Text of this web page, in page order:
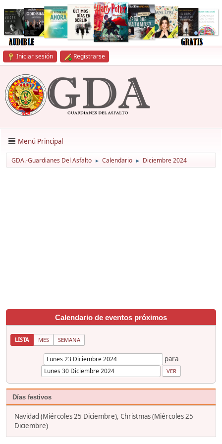
Iniciar sesión Registrarse
Menú Principal
GDA.-Guardianes Del Asfalto ► Calendario ► Diciembre 2024
Calendario de eventos próximos
LISTA MES SEMANA
para
Días festivos
Navidad (Miércoles 25 Diciembre), Christmas (Miércoles 25
Diciembre)